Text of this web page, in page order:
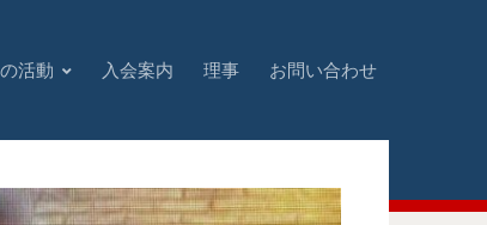
活動 入会案内 理事 お問い合わせ